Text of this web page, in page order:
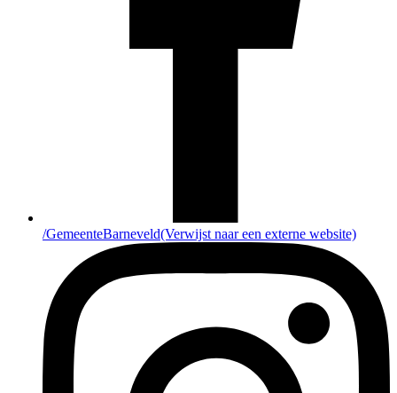
/GemeenteBarneveld(Verwijst naar een externe website)